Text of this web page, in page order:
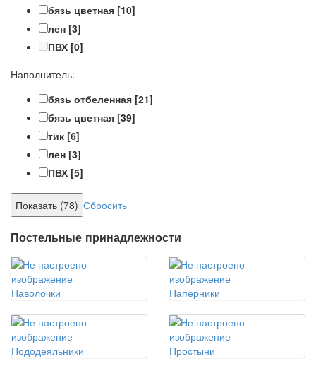
бязь цветная [10]
лен [3]
ПВХ [0]
Наполнитель:
бязь отбеленная [21]
бязь цветная [39]
тик [6]
лен [3]
ПВХ [5]
Сбросить
Постельные принадлежности
Наволочки Наперники
Пододеяльники Простыни